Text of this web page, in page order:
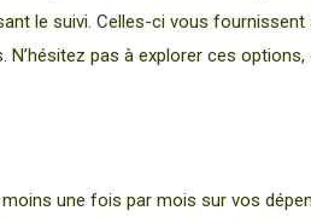
le suivi. Celles-ci vous fournissent
pas à explorer ces options,
une fois par mois sur vos